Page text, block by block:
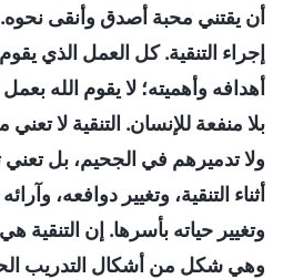
أن يقتني محبة أصدق وأنقى
إجراء التنقية. كل العمل الذي
أهدافه وأهميته؛ لا يقوم الله
بلا منفعة للإنسان. التنقية لا
ولا تدميرهم في الجحيم، بل
أثناء التنقية، وتغيير دوافعه،
وتغيير حياته بأسرها. إن التنقية
وهي شكل من أشكال التدريب